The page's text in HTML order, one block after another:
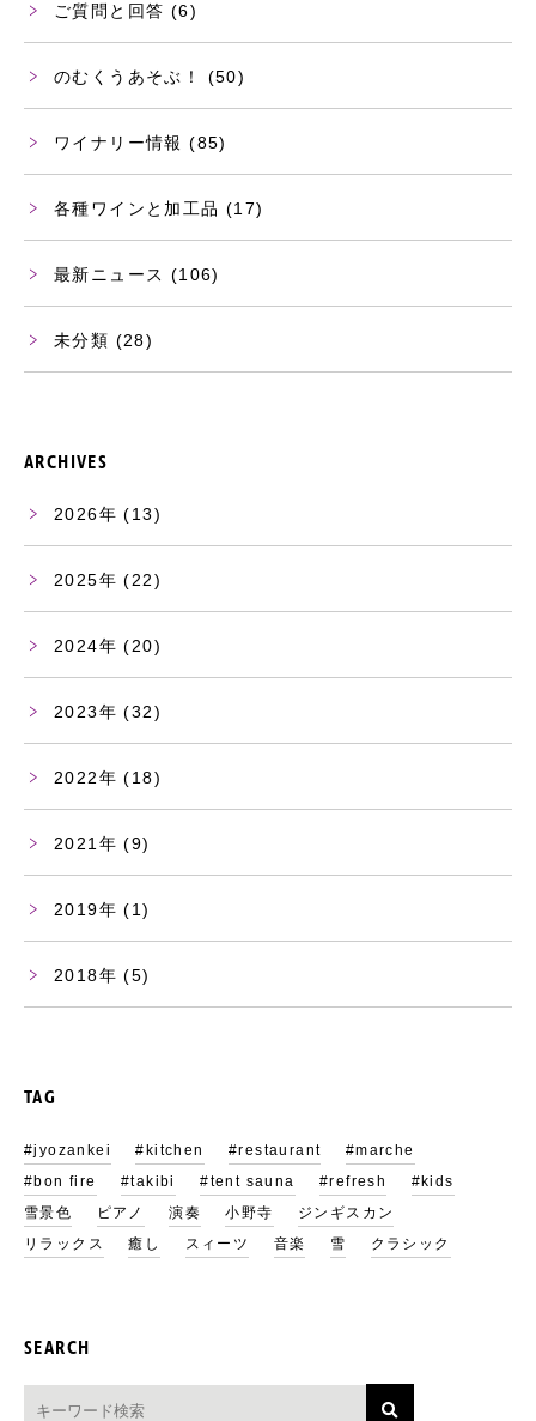
ご質問と回答 (6)
のむくうあそぶ！ (50)
ワイナリー情報 (85)
各種ワインと加工品 (17)
最新ニュース (106)
未分類 (28)
ARCHIVES
2026 (13)
2025 (22)
2024 (20)
2023 (32)
2022 (18)
2021 (9)
2019 (1)
2018 (5)
TAG
#jyozankei #kitchen #restaurant
#marche
#bon fire
#takibi #tent sauna #refresh
#kids
雪景色
ピアノ 演奏 小野寺
ジンギスカン
リラックス
癒し スィーツ 音楽 雪 クラシック
SEARCH